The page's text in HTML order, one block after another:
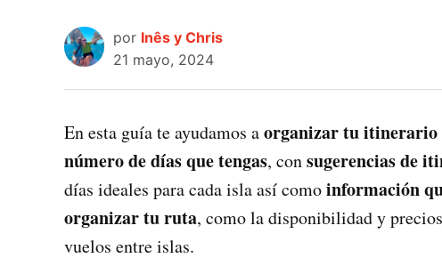
por Inês y Chris
21 mayo, 2024
En esta guía te ayudamos aorganizar tu itinerario
número de días que tengas, consugerencias de
días ideales para cada isla así comoinformación
organizar tu ruta, como la disponibilidad y
vuelos entre islas.